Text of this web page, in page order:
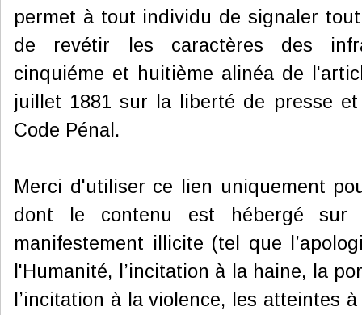
permet à tout individu de signaler
de revétir les caractères des
cinquiéme et huitième alinéa de
juillet 1881 sur la liberté de presse
Code Pénal.
Merci d'utiliser ce lien uniquement
dont le contenu est hébergé sur
manifestement illicite (tel que
l'Humanité, l’incitation à la haine, la
l’incitation à la violence, les atteintes